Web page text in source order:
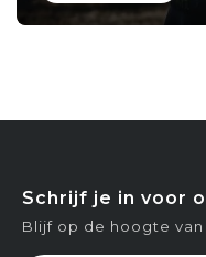
Schrijf je in voor
Blijf op de hoogte